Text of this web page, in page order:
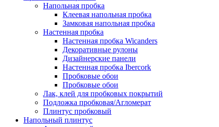
Напольная пробка
Клеевая напольная пробка
Замковая напольная пробка
Настенная пробка
Настенная пробка Wicanders
Декоративные рулоны
Дизайнерские панели
Настенная пробка Ibercork
Пробковые обои
Пробковые обои
Лак, клей для пробковых покрытий
Подложка пробковая/Агломерат
Плинтус пробковый
Напольный плинтус